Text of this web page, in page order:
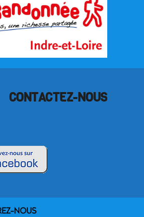
CONTACTEZ-NOUS
NOUS